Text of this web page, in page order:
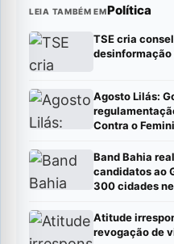
LEIA TAMBÉM EMPolítica
TSE cria
desinformação
Agosto Lilás:
Contra o
Band Bahia
candidatos ao
300 cidades
Atitude
revogação de